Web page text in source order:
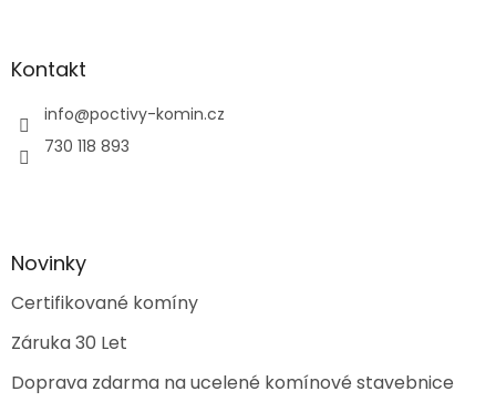
Kontakt
info@poctivy-komin.cz
730 118 893
Novinky
Certifikované komíny
Záruka 30 Let
Doprava zdarma na ucelené komínové stavebnice